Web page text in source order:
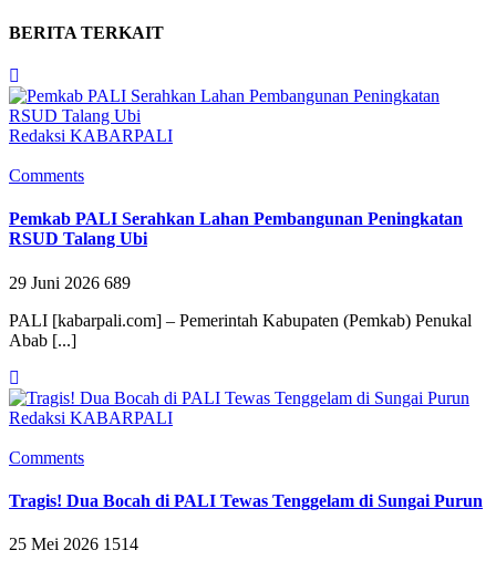
BERITA TERKAIT
Redaksi KABARPALI
Comments
Pemkab PALI Serahkan Lahan Pembangunan Peningkatan
RSUD Talang Ubi
29 Juni 2026 689
PALI [kabarpali.com] – Pemerintah Kabupaten (Pemkab) Penukal
Abab [...]
Redaksi KABARPALI
Comments
Tragis! Dua Bocah di PALI Tewas Tenggelam di Sungai Purun
25 Mei 2026 1514